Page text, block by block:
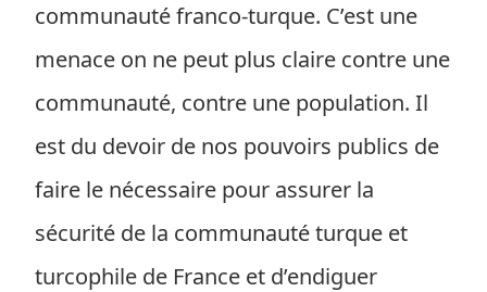
communauté franco-turque. C’est une
menace on ne peut plus claire contre une
communauté, contre une population. Il
est du devoir de nos pouvoirs publics de
faire le nécessaire pour assurer la
sécurité de la communauté turque et
turcophile de France et d’endiguer